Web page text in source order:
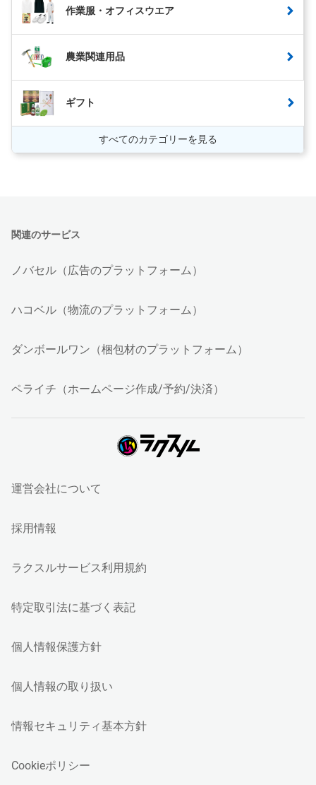
作業服・オフィスウエア
農業関連用品
ギフト
すべてのカテゴリーを見る
関連のサービス
ノバセル（広告のプラットフォーム）
ハコベル（物流のプラットフォーム）
ダンボールワン（梱包材のプラットフォーム）
ペライチ（ホームページ作成/予約/決済）
運営会社について
採用情報
ラクスルサービス利用規約
特定取引法に基づく表記
個人情報保護方針
個人情報の取り扱い
情報セキュリティ基本方針
Cookieポリシー